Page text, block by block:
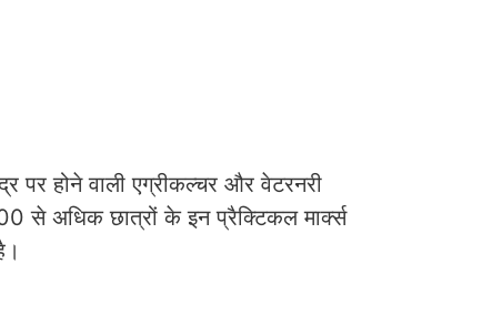
होने वाली एग्रीकल्चर और वेटरनरी
से अधिक छात्रों के इन प्रैक्टिकल मार्क्स